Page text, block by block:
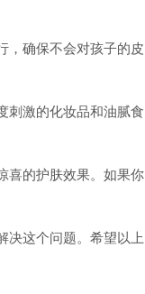
，确保不会对孩子的皮
刺激的化妆品和油腻食
喜的护肤效果。如果你
决这个问题。希望以上